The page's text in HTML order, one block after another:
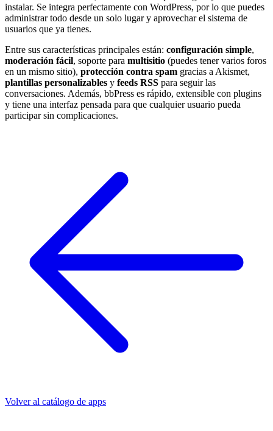
instalar. Se integra perfectamente con WordPress, por lo que puedes
administrar todo desde un solo lugar y aprovechar el sistema de
usuarios que ya tienes.
Entre sus características principales están: configuración simple,
moderación fácil, soporte para multisitio (puedes tener varios foros
en un mismo sitio), protección contra spam gracias a Akismet,
plantillas personalizables y feeds RSS para seguir las
conversaciones. Además, bbPress es rápido, extensible con plugins
y tiene una interfaz pensada para que cualquier usuario pueda
participar sin complicaciones.
Volver al catálogo de apps